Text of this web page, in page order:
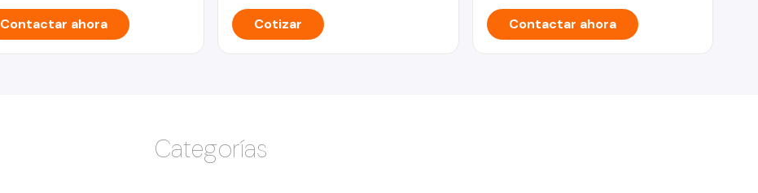
Contactar ahora Cotizar Contactar ahora
Categorías